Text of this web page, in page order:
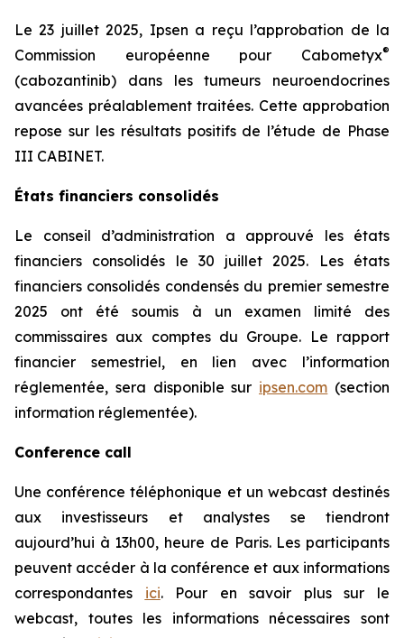
Le 23 juillet 2025, Ipsen a reçu l’approbation de la
Commission européenne pour Cabometyx®
(cabozantinib) dans les tumeurs neuroendocrines
avancées préalablement traitées. Cette approbation
repose sur les résultats positifs de l’étude de Phase
III CABINET.
États financiers consolidés
Le conseil d’administration a approuvé les états
financiers consolidés le 30 juillet 2025. Les états
financiers consolidés condensés du premier semestre
2025 ont été soumis à un examen limité des
commissaires aux comptes du Groupe. Le rapport
financier semestriel, en lien avec l’information
réglementée, sera disponible sur ipsen.com (section
information réglementée).
Conference call
Une conférence téléphonique et un webcast destinés
aux investisseurs et analystes se tiendront
aujourd’hui à 13h00, heure de Paris. Les participants
peuvent accéder à la conférence et aux informations
correspondantes ici. Pour en savoir plus sur le
webcast, toutes les informations nécessaires sont